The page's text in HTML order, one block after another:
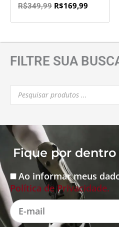
FILTRE SUA
Pesquisar
produtos
R$349,99 R$169,99
Fique por
Ao informar meus
Política de Privacidade.
mail